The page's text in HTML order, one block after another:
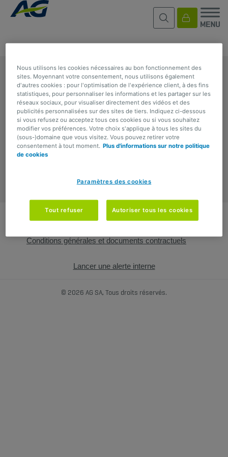
ESPACE CLIENT
CONTACT
Privacy Terms of use
Conditions générales et documents contractuels
Lancer une alerte interne
© 2026 AG SA, Tous droits réservés.
Nous utilisons les cookies nécessaires au bon fonctionnement des
sites. Moyennant votre consentement, nous utilisons également
d'autres cookies : pour l'optimisation de l'expérience client, à des fins
statistiques, pour personnaliser les informations et les partager sur les
réseaux sociaux, pour visualiser directement des vidéos et des
publicités personnalisées sur des sites de tiers. Indiquez ci-dessous
si vous refusez ou acceptez tous ces cookies ou si vous souhaitez
modifier vos préférences. Votre choix s'applique à tous les sites du
(sous-)domaine que vous visitez. Vous pouvez retirer votre
consentement à tout moment. Plus d'informations sur notre politique
de cookies
Paramètres des cookies
Tout refuser Autoriser tous les cookies